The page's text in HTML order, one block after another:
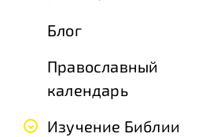
Блог
Православный
календарь
Изучение Библии